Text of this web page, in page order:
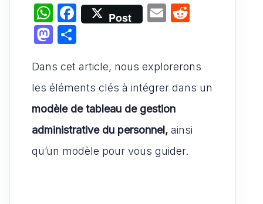
W
h
at
s
A
p
p
F
a
e
b
o
o
k
Post
E
l
di
t
M
st
o
d
o
n
ta
g
er
Dans cet article, nous explorerons
les éléments clés à intégrer dans un
modèle de tableau de gestion
administrative du personnel, ainsi
qu’un modèle pour vous guider.